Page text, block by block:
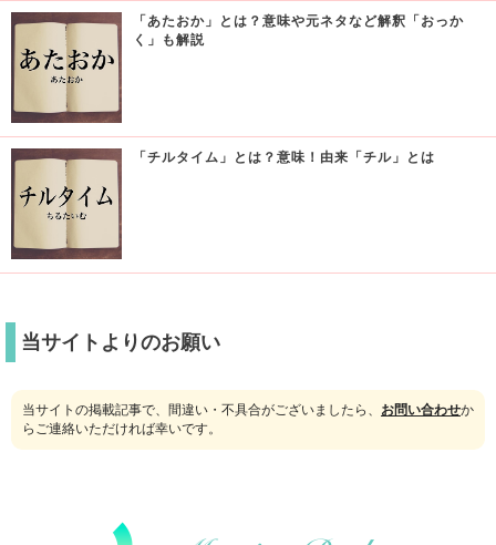
「あたおか」とは？意味や元ネタなど解釈「おっか
く」も解説
「チルタイム」とは？意味！由来「チル」とは
当サイトよりのお願い
当サイトの掲載記事で、間違い・不具合がございましたら、 お問い合わせか
らご連絡いただければ幸いです。